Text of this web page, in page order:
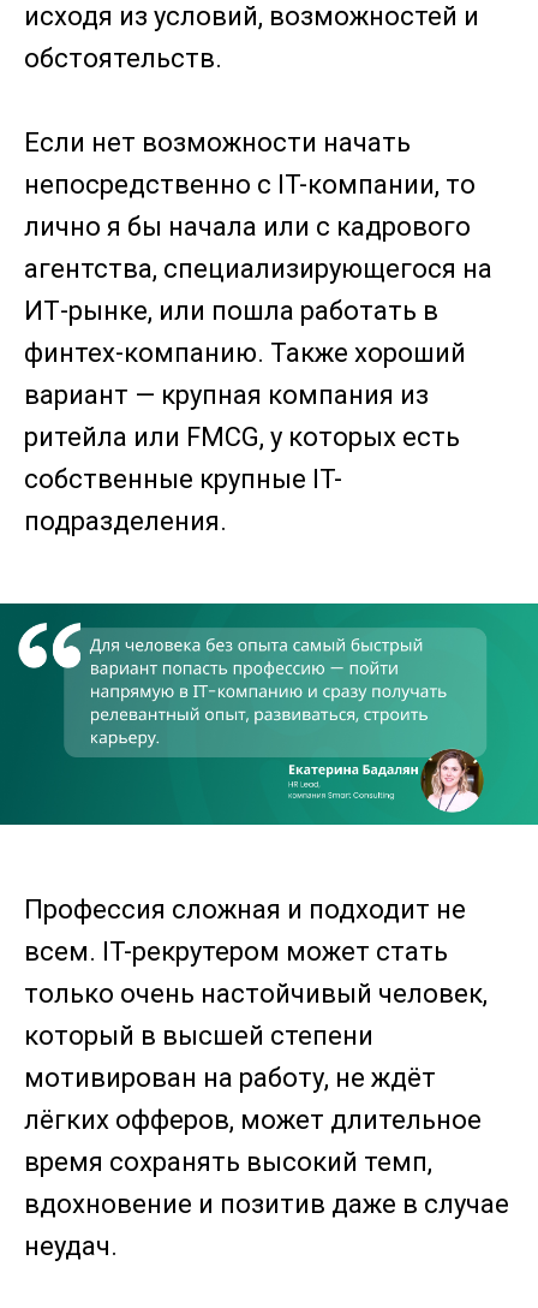
исходя из условий, возможностей и
обстоятельств.
Если нет возможности начать
непосредственно с IT-компании, то
лично я бы начала или с кадрового
агентства, специализирующегося на
ИТ-рынке, или пошла работать в
финтех-компанию. Также хороший
вариант — крупная компания из
ритейла или FMCG, у которых есть
собственные крупные IT-
подразделения.
Профессия сложная и подходит не
всем. IT-рекрутером может стать
только очень настойчивый человек,
который в высшей степени
мотивирован на работу, не ждёт
лёгких офферов, может длительное
время сохранять высокий темп,
вдохновение и позитив даже в случае
неудач.